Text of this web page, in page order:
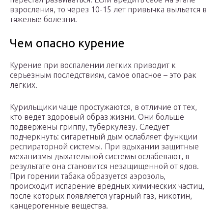
взросления, то через 10-15 лет привычка выльется в
тяжелые болезни.
Чем опасно курение
Курение при воспалении легких приводит к
серьезным последствиям, самое опасное – это рак
легких.
Курильщики чаще простужаются, в отличие от тех,
кто ведет здоровый образ жизни. Они больше
подвержены гриппу, туберкулезу. Следует
подчеркнуть: сигаретный дым ослабляет функции
респираторной системы. При вдыхании защитные
механизмы дыхательной системы ослабевают, в
результате она становится незащищенной от ядов.
При горении табака образуется аэрозоль,
происходит испарение вредных химических частиц,
после которых появляется угарный газ, никотин,
канцерогенные вещества.